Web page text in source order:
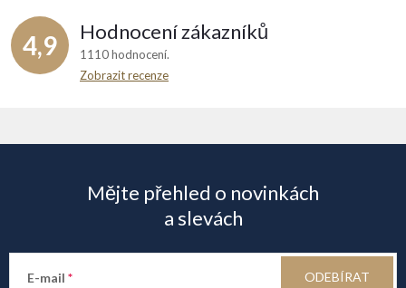
v
ý
i
4,9 Hodnocení zákazníků
1110 hodnocení
Zobrazit recenze
a
Mějte přehled o novinkách
a slevách
E-mail ODEBÍRAT